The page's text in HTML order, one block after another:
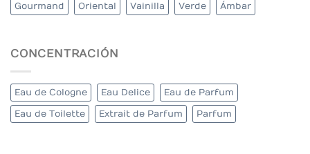
Gourmand Oriental Vainilla Verde Ámbar
CONCENTRACIÓN
Eau de Cologne Eau Delice Eau de Parfum
Eau de Toilette Extrait de Parfum Parfum